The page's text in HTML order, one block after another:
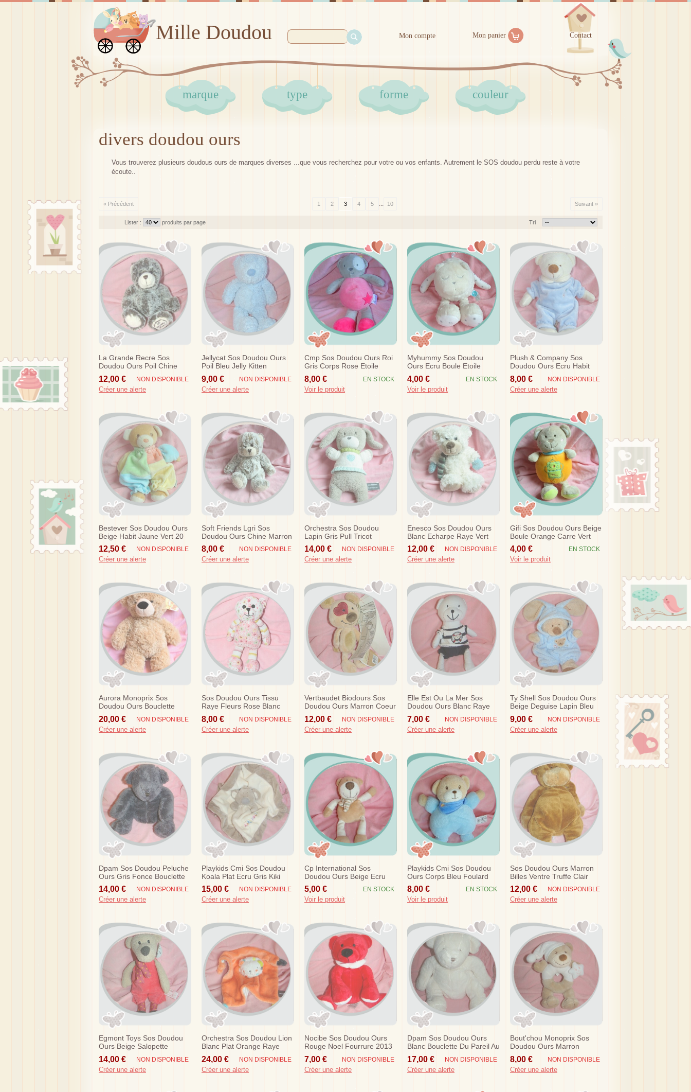
Mille Doudou Mon compte Mon panier Contact
marque type forme couleur
divers doudou ours
Vous trouverez plusieurs doudous ours de marques diverses ...que vous recherchez pour votre ou vos enfants. Autrement le SOS doudou perdu reste à votre
écoute..
« Précédent 1 2 3 4 5 ... 10 Suivant »
Tri
Lister : produits par page
La Grande Recre Sos
Doudou Ours Poil Chine
Marron Ecru Lgri
12,00 € NON DISPONIBLE
Créer une alerte
Jellycat Sos Doudou Ours
Poil Bleu Jelly Kitten
9,00 € NON DISPONIBLE
Créer une alerte
Cmp Sos Doudou Ours Roi
Gris Corps Rose Etoile
8,00 € EN STOCK
Voir le produit
Myhummy Sos Doudou
Ours Ecru Boule Etoile
Grise
4,00 € EN STOCK
Voir le produit
Plush & Company Sos
Doudou Ours Ecru Habit
Bleu Pingle A Nourrice
8,00 € NON DISPONIBLE
Créer une alerte
Bestever Sos Doudou Ours
Beige Habit Jaune Vert 20
Cm
12,50 € NON DISPONIBLE
Créer une alerte
Soft Friends Lgri Sos
Doudou Ours Chine Marron
Assis
8,00 € NON DISPONIBLE
Créer une alerte
Orchestra Sos Doudou
Lapin Gris Pull Tricot
Musical
14,00 € NON DISPONIBLE
Créer une alerte
Enesco Sos Doudou Ours
Blanc Echarpe Raye Vert
Bleu
12,00 € NON DISPONIBLE
Créer une alerte
Gifi Sos Doudou Ours Beige
Boule Orange Carre Vert
Abc
4,00 € EN STOCK
Voir le produit
Aurora Monoprix Sos
Doudou Ours Bouclette
Beige Marron
20,00 € NON DISPONIBLE
Créer une alerte
Sos Doudou Ours Tissu
Raye Fleurs Rose Blanc
Jaune
8,00 € NON DISPONIBLE
Créer une alerte
Vertbaudet Biodours Sos
Doudou Ours Marron Coeur
Rouge
12,00 € NON DISPONIBLE
Créer une alerte
Elle Est Ou La Mer Sos
Doudou Ours Blanc Raye
Bleu
7,00 € NON DISPONIBLE
Créer une alerte
Ty Shell Sos Doudou Ours
Beige Deguise Lapin Bleu
Nicotoy
9,00 € NON DISPONIBLE
Créer une alerte
Dpam Sos Doudou Peluche
Ours Gris Fonce Bouclette
Du Pareil Au Meme
14,00 € NON DISPONIBLE
Créer une alerte
Playkids Cmi Sos Doudou
Koala Plat Ecru Gris Kiki
15,00 € NON DISPONIBLE
Créer une alerte
Cp International Sos
Doudou Ours Beige Ecru
Echarpe Kaki 20 Cm
5,00 € EN STOCK
Voir le produit
Playkids Cmi Sos Doudou
Ours Corps Bleu Foulard
Fleur Hochet
8,00 € EN STOCK
Voir le produit
Sos Doudou Ours Marron
Billes Ventre Truffe Clair
12,00 € NON DISPONIBLE
Créer une alerte
Egmont Toys Sos Doudou
Ours Beige Salopette
Rouge Echarpe Nathan
14,00 € NON DISPONIBLE
Créer une alerte
Orchestra Sos Doudou Lion
Blanc Plat Orange Raye
Gris
24,00 € NON DISPONIBLE
Créer une alerte
Nocibe Sos Doudou Ours
Rouge Noel Fourrure 2013
Flocon
7,00 € NON DISPONIBLE
Créer une alerte
Dpam Sos Doudou Ours
Blanc Bouclette Du Pareil Au
Meme 40 Cm
17,00 € NON DISPONIBLE
Créer une alerte
Bout'chou Monoprix Sos
Doudou Ours Marron
Hochet Rose Etoiles Raye
8,00 € NON DISPONIBLE
Créer une alerte